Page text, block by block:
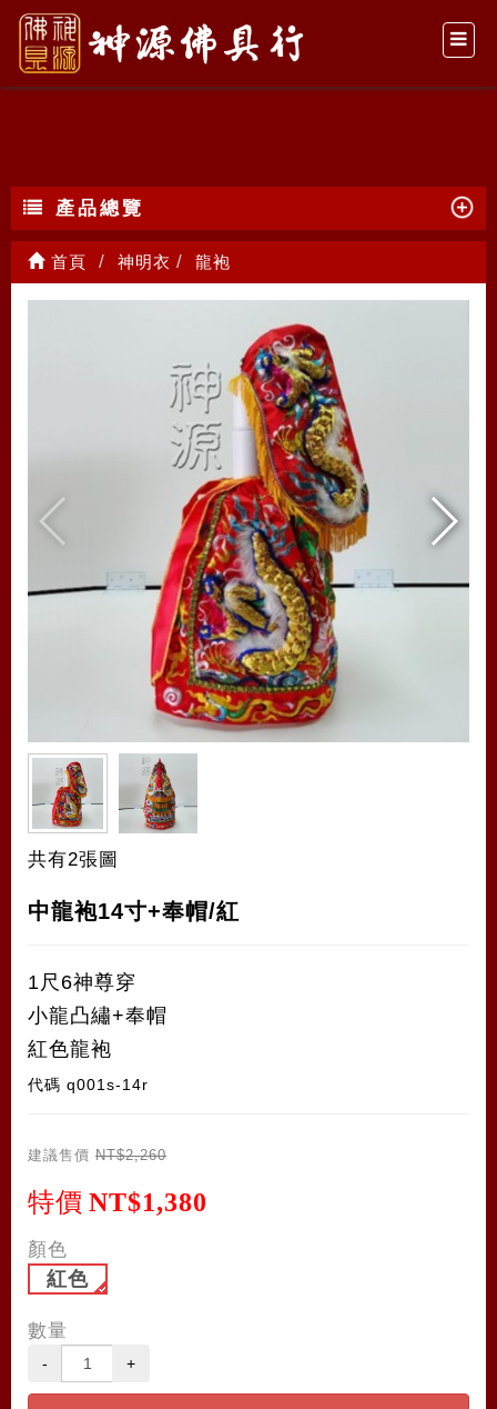
龍袍
產品總覽
首頁 神明衣 龍袍
共有2張圖
中龍袍14寸+奉帽/紅
1尺6神尊穿
小龍凸繡+奉帽
紅色龍袍
代碼 q001s-14r
建議售價 NT$2,260
特價 NT$1,380
顏色
紅色
數量
- +